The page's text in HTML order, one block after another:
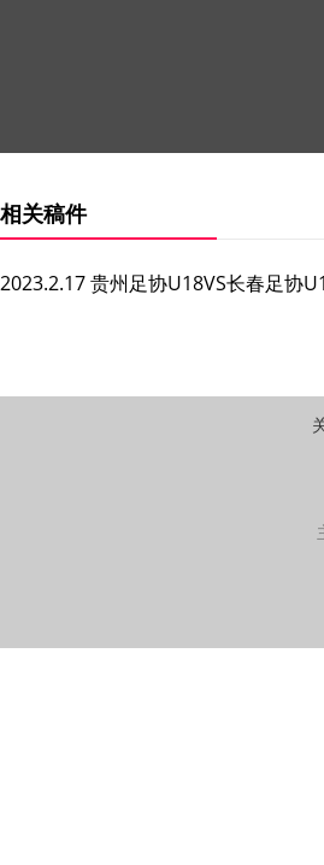
相关稿件
2023.2.17 贵州足协U18VS长春足协